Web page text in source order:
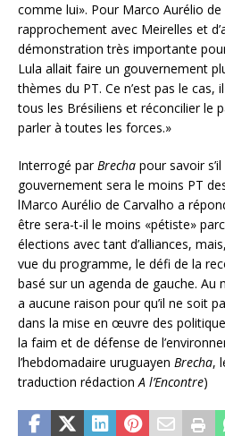
comme lui». Pour Marco Aurélio de
rapprochement avec Meirelles et
démonstration très importante
Lula allait faire un gouvernement
thèmes du PT. Ce n’est pas le cas,
tous les Brésiliens et réconcilier le
parler à toutes les forces.»
Interrogé parBrecha pour savoir
gouvernement sera le moins PT
lMarco Aurélio de Carvalho a
être sera-t-il le moins «pétiste»
élections avec tant d’alliances,
vue du programme, le défi de la
basé sur un agenda de gauche. Au
a aucune raison pour qu’il ne soit
dans la mise en œuvre des
la faim et de défense de
l’hebdomadaire uruguayen Brecha,
traduction rédactionA l’Encontre)